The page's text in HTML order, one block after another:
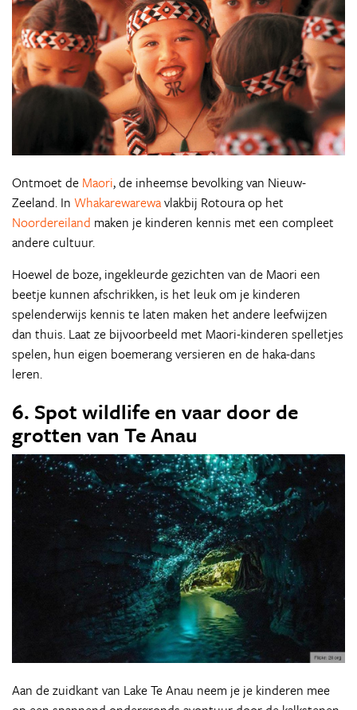
Ontmoet de Maori, de inheemse bevolking van Nieuw-
Zeeland. In Whakarewarewavlakbij Rotoura op het
Noordereiland maken je kinderen kennis met een compleet
andere cultuur.
Hoewel de boze, ingekleurde gezichten van de Maori een
beetje kunnen afschrikken, is het leuk om je kinderen
spelenderwijs kennis te laten maken het andere leefwijzen
dan thuis. Laat ze bijvoorbeeld met Maori-kinderen spelletjes
spelen, hun eigen boemerang versieren en de haka-dans
leren.
6. Spot wildlife en vaar door de
grotten van Te Anau
Aan de zuidkant van Lake Te Anau neem je je kinderen mee